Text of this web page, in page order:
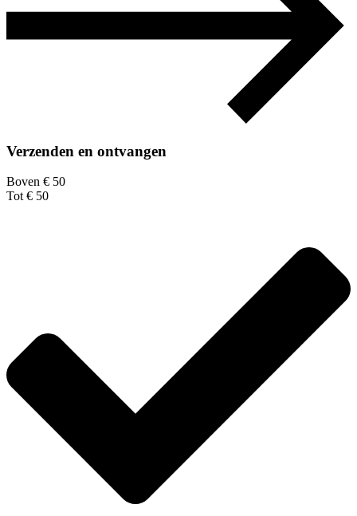
Verzenden en ontvangen
Boven € 50
Tot € 50